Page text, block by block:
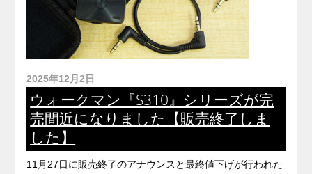
2025年12月2日
ウォークマン『S310』シリーズが完
売間近になりました【販売終了しま
した】
11月27日に販売終了のアナウンスと最終値下げが行われた